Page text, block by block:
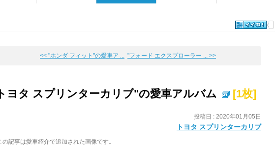
<< "ホンダ フィット"の愛車ア ... "フォード エクスプローラー ... >>
ヨタ スプリンターカリブ"の愛車アルバム [1枚]
投稿日 : 2020年01月05日
トヨタ スプリンターカリブ
記事は愛車紹介で追加された画像です。